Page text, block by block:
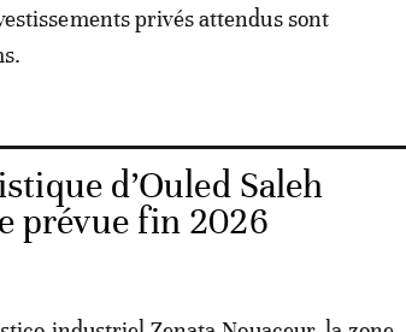
privés attendus sont
d’Ouled Saleh
prévue fin 2026